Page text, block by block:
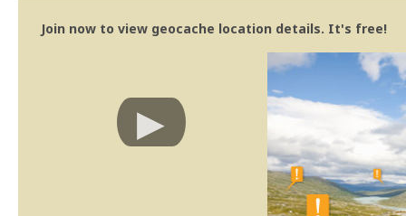
Join now to view geocache location details. It's free!